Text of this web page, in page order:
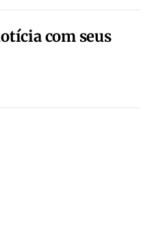
com seus